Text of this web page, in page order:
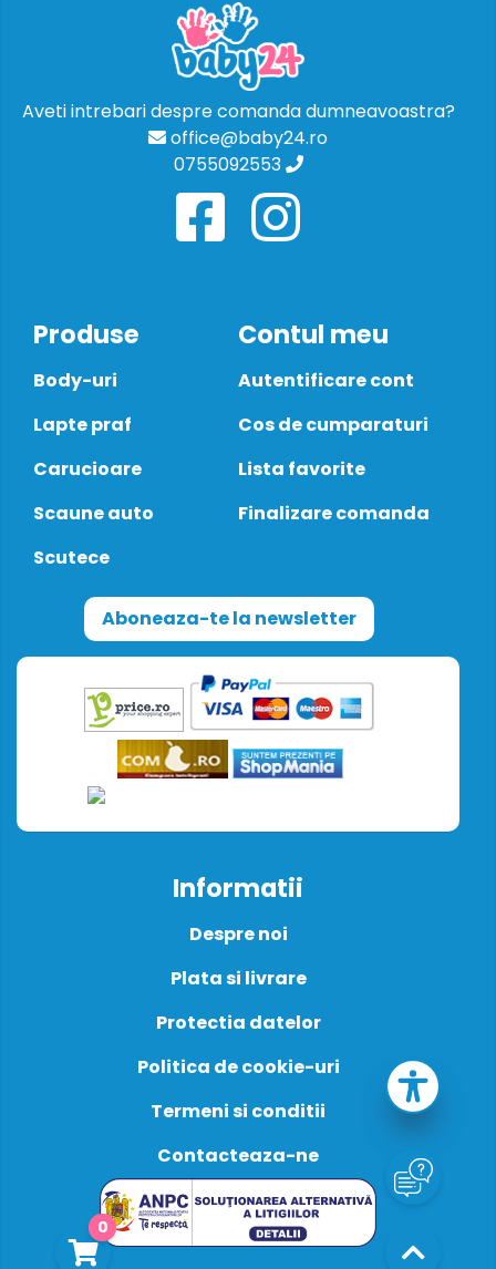
0
Aveti intrebari despre comanda dumneavoastra?
office@baby24.ro
0755092553
Produse
Body-uri
Lapte praf
Carucioare
Scaune auto
Scutece
Contul meu
Autentificare cont
Cos de cumparaturi
Lista favorite
Finalizare comanda
Aboneaza-te la newsletter
Informatii
Despre noi
Plata si livrare
Protectia datelor
Politica de cookie-uri
Termeni si conditii
Contacteaza-ne